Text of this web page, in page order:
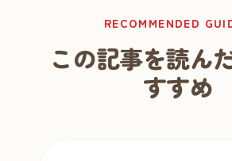
RECOMMENDED
この記事を読ん
すすめ